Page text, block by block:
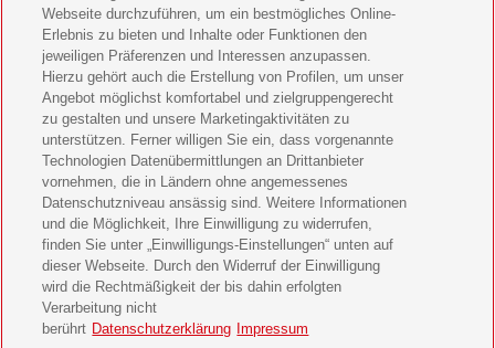
LEGO Ninjago Magazin Geschenkabo verschenken
Brigitte Geschenkabo verschenken
GEOlino Geschenkabo verschenken
Stern Crime Geschenkabo verschenken
Welt der Wunder Geschenkabo verschenken
GEO Geschenkabo verschenken
Webseite durchzuführen, um ein bestmögliches Online-
Erlebnis zu bieten und Inhalte oder Funktionen den
jeweiligen Präferenzen und Interessen anzupassen.
Hierzu gehört auch die Erstellung von Profilen, um unser
Angebot möglichst komfortabel und zielgruppengerecht
zu gestalten und unsere Marketingaktivitäten zu
unterstützen. Ferner willigen Sie ein, dass vorgenannte
Technologien Datenübermittlungen an Drittanbieter
vornehmen, die in Ländern ohne angemessenes
Datenschutzniveau ansässig sind. Weitere Informationen
und die Möglichkeit, Ihre Einwilligung zu widerrufen,
finden Sie unter „Einwilligungs-Einstellungen“ unten auf
dieser Webseite. Durch den Widerruf der Einwilligung
wird die Rechtmäßigkeit der bis dahin erfolgten
Verarbeitung nicht
berührt Datenschutzerklärung Impressum